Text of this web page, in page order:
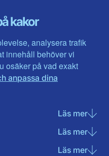
kakor
analysera trafik
innehåll behöver vi
osäker på vad exakt
anpassa dina
Läs merom
Läs merom
Läs merom
Värmlands län
Götaland
län
Östergötland